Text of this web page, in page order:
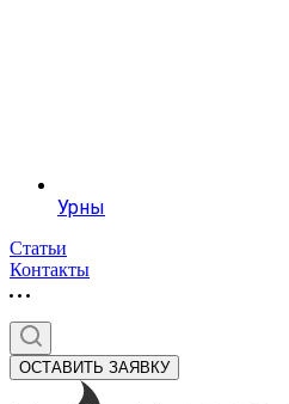
Урны
Статьи
Контакты
ОСТАВИТЬ ЗАЯВКУ